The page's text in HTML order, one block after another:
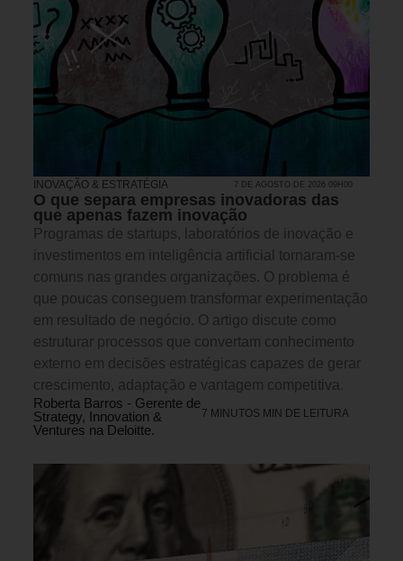
INOVAÇÃO & ESTRATÉGIA 7 DE AGOSTO DE 2026 09H00
O que separa empresas inovadoras das
que apenas fazem inovação
Programas de startups, laboratórios de inovação e
investimentos em inteligência artificial tornaram-se
comuns nas grandes organizações. O problema é
que poucas conseguem transformar experimentação
em resultado de negócio. O artigo discute como
estruturar processos que convertam conhecimento
externo em decisões estratégicas capazes de gerar
crescimento, adaptação e vantagem competitiva.
Roberta Barros - Gerente de
Strategy, Innovation &
Ventures na Deloitte.
7 MINUTOS MIN DE LEITURA